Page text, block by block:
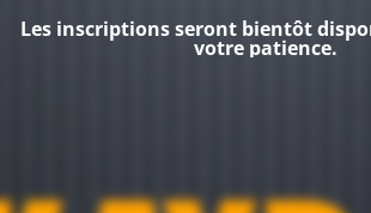
Les inscriptions seront bientôt
votre patience.